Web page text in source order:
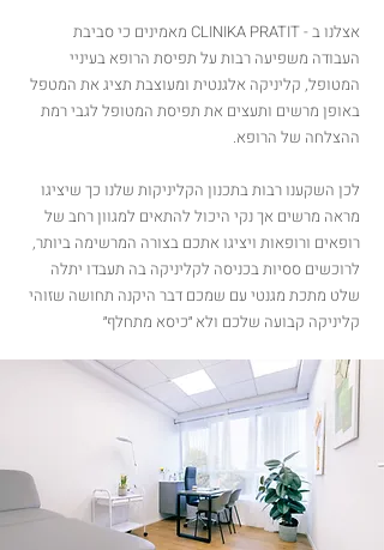
אצלנו ב - CLINIKA PRATIT מאמינים כי סביבת
העבודה משפיעה רבות על תפיסת הרופא בעיניי
המטופל, קליניקה אלגנטית ומעוצבת תציג את המטפל
באופן מרשים ותעצים את תפיסת המטופל לגבי רמת
ההצלחה של הרופא.
לכן השקענו רבות בתכנון הקליניקות שלנו כך שיציגו
מראה מרשים אך נקי היכול להתאים למגוון רחב של
רופאים ורופאות ויציגו אתכם בצורה המרשימה ביותר,
לרוכשים ססיות בכניסה לקליניקה בה תעבדו יתלה
שלט מתכת מגנטי עם שמכם דבר היקנה תחושה שזוהי
קליניקה קבועה שלכם ולא ״כיסא מתחלף״